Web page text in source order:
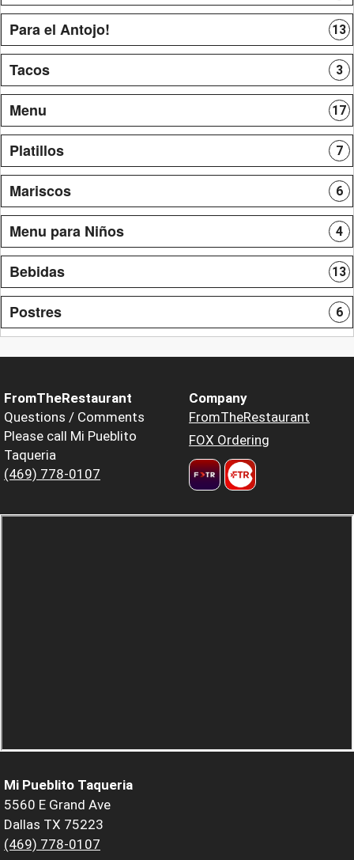
Para el Antojo! 13
Tacos 3
Menu 17
Platillos 7
Mariscos 6
Menu para Niños 4
Bebidas 13
Postres 6
FromTheRestaurant
Questions / Comments
Please call Mi Pueblito
Taqueria
(469) 778-0107
Company
FromTheRestaurant
FOX Ordering
Mi Pueblito Taqueria
5560 E Grand Ave
Dallas TX 75223
(469) 778-0107